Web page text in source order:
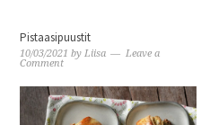
Pistaasipuustit
10/03/2021 byLiisa
Leave a
Comment